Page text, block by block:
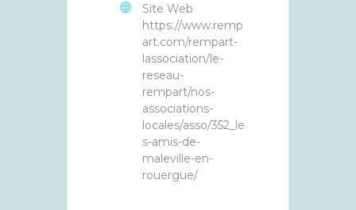
Site Web
https://www.remp
art.com/rempart-
lassociation/le-
reseau-
rempart/nos-
associations-
locales/asso/352_le
s-amis-de-
maleville-en-
rouergue/